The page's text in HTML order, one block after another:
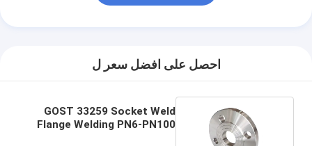
احصل على افضل سعر ل
GOST 33259 Socket Weld
Flange Welding PN6-PN100